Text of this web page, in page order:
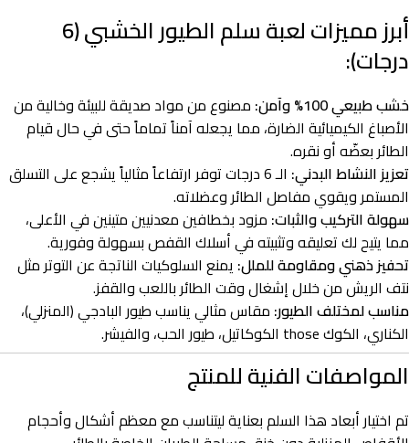
أبرز مميزات لعبة سلم الطيور الخشبي (6
درجات):
خشب طبيعي 100% وآمن:
مصنوع من مواد صديقة للبيئة وخالية من
الأصباغ الكيميائية الضارة، مما يجعله آمناً تماماً حتى في حال قيام
الطائر بعضّه أو نقره.
تعزيز النشاط البدني:
الـ 6 درجات توفر ارتفاعاً مثالياً يشجع على التسلق
المستمر ويقوي مفاصل الطائر وعضلاته.
سهولة التركيب والثبات: مزود بخطافين معدنيين متينين في الأعلى،
مما يتيح لك تعليقه وتثبيته في أسلاك القفص بسهولة وفورية.
تحفيز ذهني ومقاومة للملل: يمنع السلوكيات الناتجة عن التوتر مثل
نتف الريش من خلال إشغال وقت الطائر باللعب والقفز.
مناسب لمختلف الطيور: مقاس مثالي يناسب طيور البادجي (المنزلي)،
الكناري، الكوك those الكوكاتيل، طيور الحب، والفيشر.
المواصفات الفنية للمنتج
تم اختيار أبعاد هذا السلم بعناية ليتناسب مع معظم أشكال وأحجام